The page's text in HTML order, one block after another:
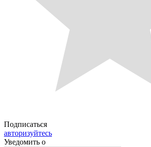
Подписаться
авторизуйтесь
Уведомить о